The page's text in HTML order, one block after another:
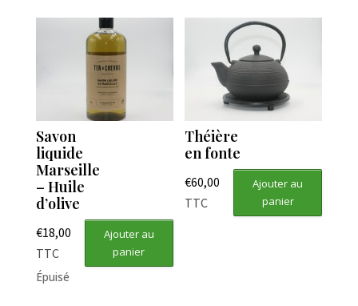
Savon
liquide
Marseille
– Huile
d’olive
€18,00
TTC
Ajouter au
panier
Épuisé
Théière
en fonte
€60,00
TTC
Ajouter au
panier